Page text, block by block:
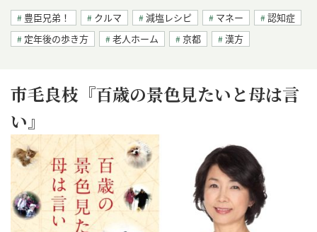
豊臣兄弟！ クルマ 減塩レシピ マネー
認知症
定年後の歩き方
老人ホーム 京都 漢方
市毛良枝『百歳の景色見たいと母は言
い』